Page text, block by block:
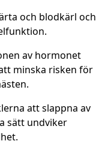
och blodkärl och
av hormonet
minska risken för
att slappna av
sätt undviker